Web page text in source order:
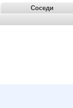
Соседи